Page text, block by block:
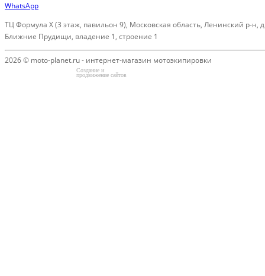
WhatsApp
ТЦ Формула Х (3 этаж, павильон 9), Московская область, Ленинский р-н,
Ближние Прудищи, владение 1, строение 1
2026 © moto-planet.ru - интернет-магазин мотоэкипировки
Создание и
продвижение сайтов